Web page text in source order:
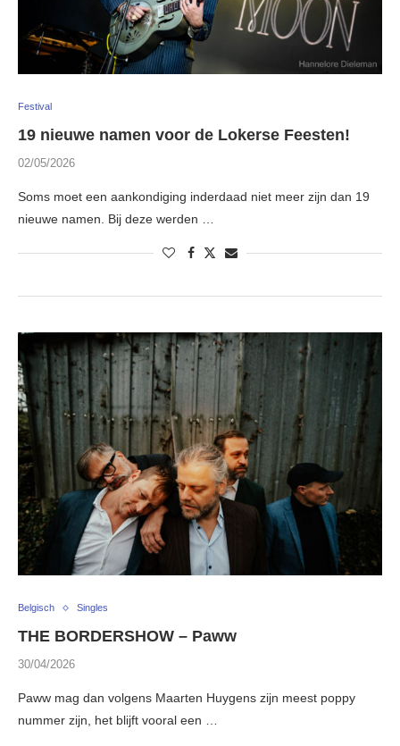
Festival
19 nieuwe namen voor de Lokerse Feesten!
02/05/2026
Soms moet een aankondiging inderdaad niet meer zijn dan 19
nieuwe namen. Bij deze werden …
Belgisch Singles
THE BORDERSHOW – Paww
30/04/2026
Paww mag dan volgens Maarten Huygens zijn meest poppy
nummer zijn, het blijft vooral een …